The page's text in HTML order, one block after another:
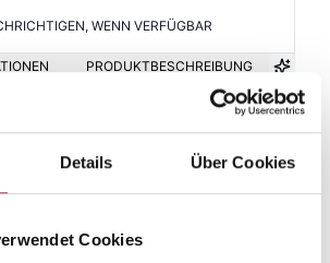
Details Über Cookies
Cookies
WENN VERFÜGBAR
PRODUKTBESCHREIBUNG
Material
Gold
Laufnummer